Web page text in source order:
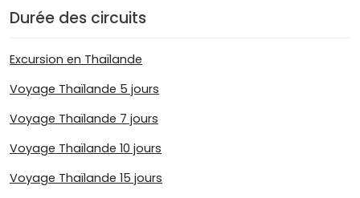
Durée des circuits
Excursion en Thaïlande
Voyage Thaïlande 5 jours
Voyage Thaïlande 7 jours
Voyage Thaïlande 10 jours
Voyage Thaïlande 15 jours